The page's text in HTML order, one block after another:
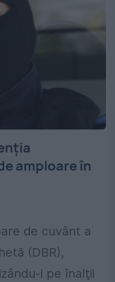
amploare în
de cuvânt a
(DBR),
i pe înalţii